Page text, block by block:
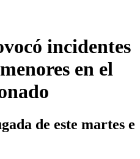
incidentes
en el
de este martes e